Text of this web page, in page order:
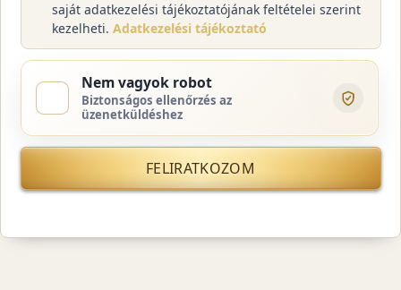
saját adatkezelési tájékoztatójának feltételei szerint
kezelheti. Adatkezelési tájékoztató
Nem vagyok robot
Biztonságos ellenőrzés az
üzenetküldéshez
FELIRATKOZOM